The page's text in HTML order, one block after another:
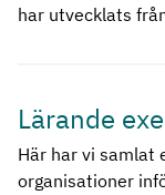
har utvecklats
Lärande
Här har vi samlat
organisationer